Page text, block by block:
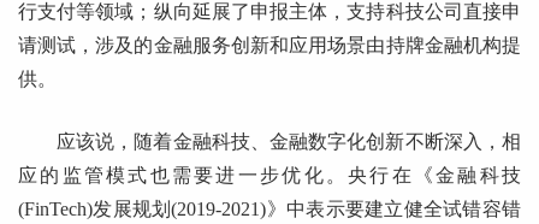
行支付等领域；纵向延展了申报主体，支持科技公司直接申
请测试，涉及的金融服务创新和应用场景由持牌金融机构提
供。
应该说，随着金融科技、金融数字化创新不断深入，相
应的监管模式也需要进一步优化。央行在《金融科技
(FinTech)发展规划(2019-2021)》中表示要建立健全试错容错